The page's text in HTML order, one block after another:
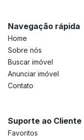
Navegação rápida
Home
Sobre nós
Buscar imóvel
Anunciar imóvel
Contato
Suporte ao Cliente
Favoritos